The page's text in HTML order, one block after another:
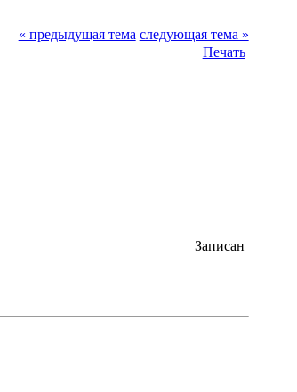
« предыдущая тема следующая тема »
Печать
Записан